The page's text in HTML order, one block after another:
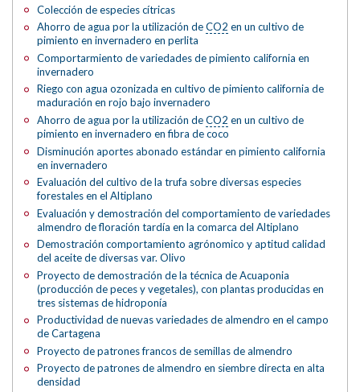
Colección de especies cítricas
Ahorro de agua por la utilización deCO2 en un cultivo de
pimiento en invernadero en perlita
Comportarmiento de variedades de pimiento california en
invernadero
Riego con agua ozonizada en cultivo de pimiento california de
maduración en rojo bajo invernadero
Ahorro de agua por la utilización deCO2 en un cultivo de
pimiento en invernadero en fibra de coco
Disminución aportes abonado estándar en pimiento california
en invernadero
Evaluación del cultivo de la trufa sobre diversas especies
forestales en el Altiplano
Evaluación y demostración del comportamiento de variedades
almendro de floración tardía en la comarca del Altiplano
Demostración comportamiento agrónomico y aptitud calidad
del aceite de diversas var. Olivo
Proyecto de demostración de la técnica de Acuaponia
(producción de peces y vegetales), con plantas producidas en
tres sistemas de hidroponía
Productividad de nuevas variedades de almendro en el campo
de Cartagena
Proyecto de patrones francos de semillas de almendro
Proyecto de patrones de almendro en siembre directa en alta
densidad